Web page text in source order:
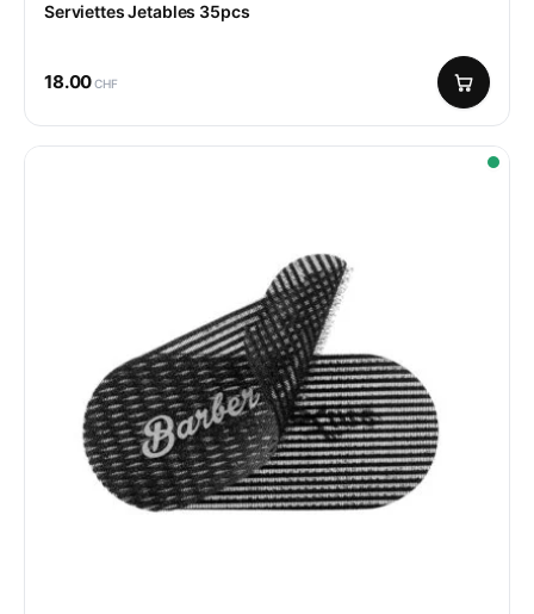
Serviettes Jetables 35pcs
18.00CHF